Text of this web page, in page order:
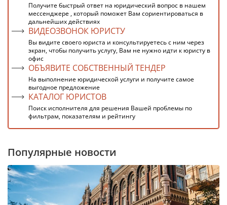
Получите быстрый ответ на юридический вопрос в нашем
мессенджере , который поможет Вам сориентироваться в
дальнейших действиях
ВИДЕОЗВОНОК ЮРИСТУ
Вы видите своего юриста и консультируетесь с ним через
экран, чтобы получить услугу, Вам не нужно идти к юристу в
офис
ОБЪЯВИТЕ СОБСТВЕННЫЙ ТЕНДЕР
На выполнение юридической услуги и получите самое
выгодное предложение
КАТАЛОГ ЮРИСТОВ
Поиск исполнителя для решения Вашей проблемы по
фильтрам, показателям и рейтингу
Популярные новости